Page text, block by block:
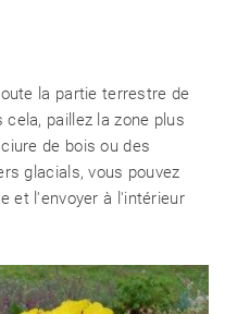
la partie terrestre de
paillez la zone plus
de bois ou des
glacials, vous pouvez
et l'envoyer à l'intérieur